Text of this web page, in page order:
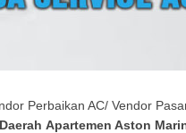
Perbaikan AC/ Vendor
Apartemen Aston